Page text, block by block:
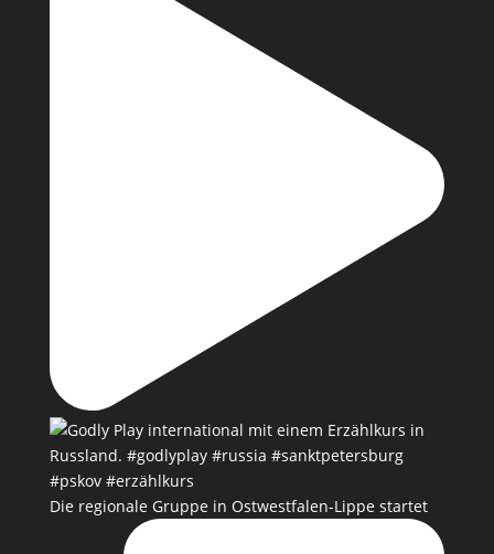
Die regionale Gruppe in Ostwestfalen-Lippe startet